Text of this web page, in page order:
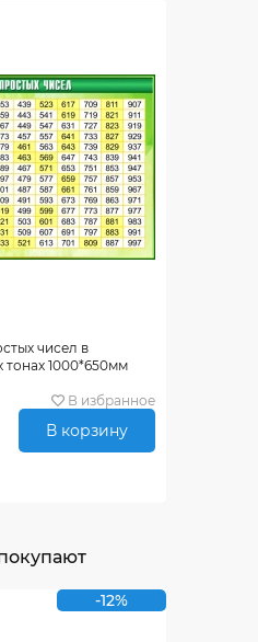
чисел в
тонах 1000*650мм
В избранное
В корзину
-12%